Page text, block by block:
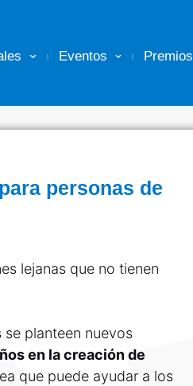
Eventos Premios
personas de
lejanas que no tienen
planteen nuevos
en la creación de
que puede ayudar a los